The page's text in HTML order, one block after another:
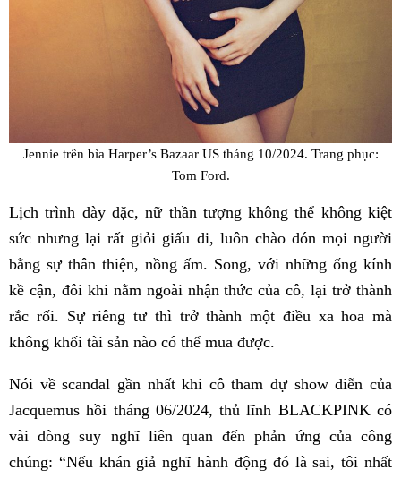
Jennie trên bìa Harper’s Bazaar US tháng 10/2024. Trang phục:
Tom Ford.
Lịch trình dày đặc, nữ thần tượng không thể không kiệt
sức nhưng lại rất giỏi giấu đi, luôn chào đón mọi người
bằng sự thân thiện, nồng ấm. Song, với những ống kính
kề cận, đôi khi nằm ngoài nhận thức của cô, lại trở thành
rắc rối. Sự riêng tư thì trở thành một điều xa hoa mà
không khối tài sản nào có thể mua được.
Nói về scandal gần nhất khi cô tham dự show diễn của
Jacquemus hồi tháng 06/2024, thủ lĩnh BLACKPINK có
vài dòng suy nghĩ liên quan đến phản ứng của công
chúng: “Nếu khán giả nghĩ hành động đó là sai, tôi nhất